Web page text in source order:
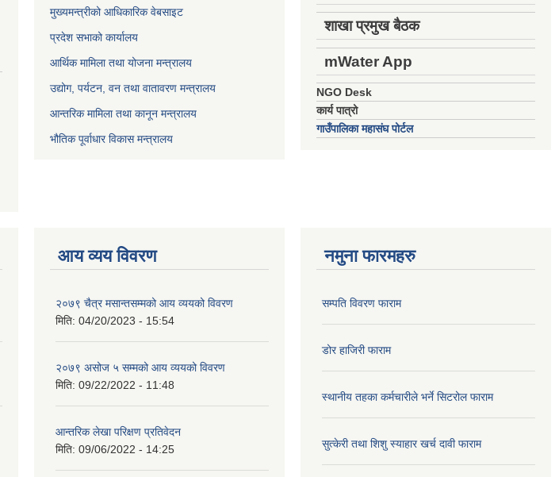
मुख्यमन्त्रीको आधिकारिक वेबसाइट
प्रदेश सभाको कार्यालय
आर्थिक मामिला तथा योजना मन्त्रालय
उद्योग, पर्यटन, वन तथा वातावरण मन्त्रालय
आन्तरिक मामिला तथा कानून मन्त्रालय
भौतिक पूर्वाधार विकास मन्त्रालय
शाखा प्रमुख बैठक
mWater App
NGO Desk
कार्य पात्रो
गाउँपालिका महासंघ पोर्टल
आय व्यय विवरण
२०७९ चैत्र मसान्तसम्मको आय व्ययको विवरण
मिति: 04/20/2023 - 15:54
२०७९ असोज ५ सम्मको आय व्ययको विवरण
मिति: 09/22/2022 - 11:48
आन्तरिक लेखा परिक्षण प्रतिवेदन
मिति: 09/06/2022 - 14:25
नमुना फारमहरु
सम्पति विवरण फाराम
डोर हाजिरी फाराम
स्थानीय तहका कर्मचारीले भर्ने सिटरोल फाराम
सुत्केरी तथा शिशु स्याहार खर्च दावी फाराम